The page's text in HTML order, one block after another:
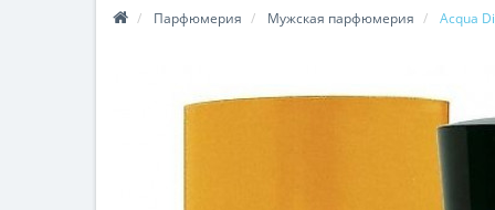
Парфюмерия Мужская парфюмерия Acqua